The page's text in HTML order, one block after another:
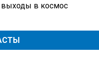
в космос